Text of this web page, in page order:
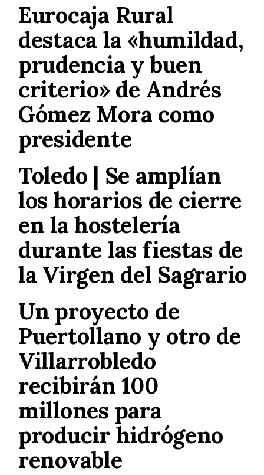
Eurocaja Rural
destaca la «humildad,
prudencia y buen
criterio» de Andrés
Gómez Mora como
presidente
Toledo | Se amplían
los horarios de cierre
en la hostelería
durante las fiestas de
la Virgen del Sagrario
Un proyecto de
Puertollano y otro de
Villarrobledo
recibirán 100
millones para
producir hidrógeno
renovable